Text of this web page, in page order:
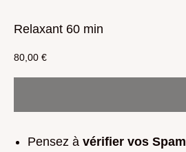
Relaxant 60 min
80,00 €
Pensez à vérifier vos Spam